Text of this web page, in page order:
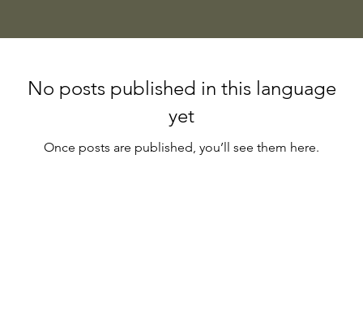
No posts published in this language
yet
Once posts are published, you’ll see them here.